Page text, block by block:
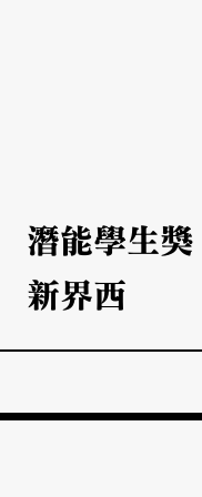
潛能學生獎
新界西